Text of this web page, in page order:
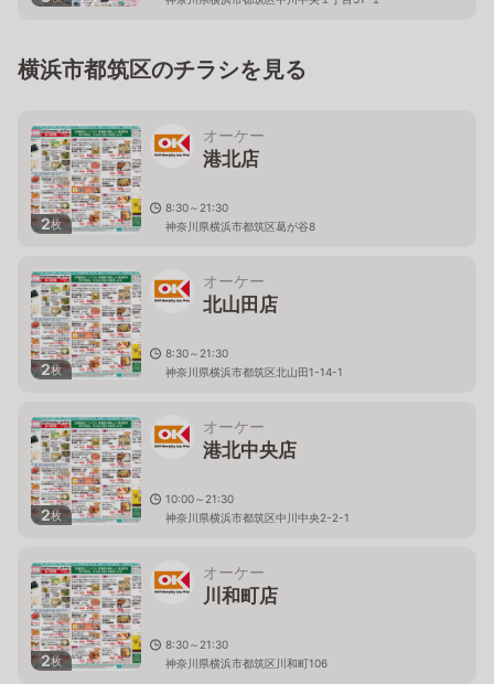
横浜市都筑区のチラシを見る
2枚
オーケー
港北店
8:30～21:30
神奈川県横浜市都筑区葛が谷8
2枚
オーケー
北山田店
8:30～21:30
神奈川県横浜市都筑区北山田1-14-1
2枚
オーケー
港北中央店
10:00～21:30
神奈川県横浜市都筑区中川中央2-2-1
2枚
オーケー
川和町店
8:30～21:30
神奈川県横浜市都筑区川和町106